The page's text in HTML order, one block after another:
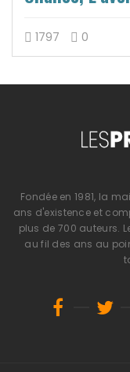
1797 0
Fondée en 1981, la
ans d'existence et
plus de 700 auteurs.
au fil des ans au